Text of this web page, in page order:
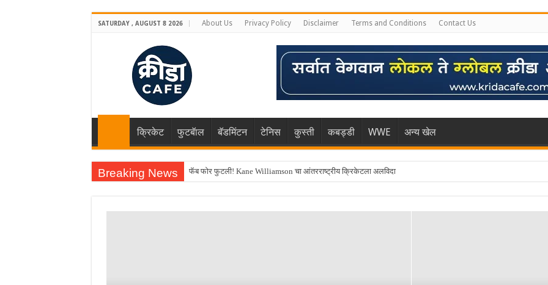
SATURDAY , AUGUST 8 2026 About Us Privacy Policy Disclaimer Terms and Conditions Contact Us
क्रिकेट फुटबॅाल बॅडमिंटन टेनिस कुस्ती कबड्डी WWE अन्य खेल
Breaking News फॅब फोर फुटली! Kane Williamson चा आंतरराष्ट्रीय क्रिकेटला अलविदा